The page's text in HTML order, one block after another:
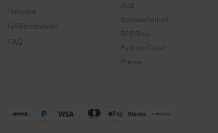
Retoure
Größentabelle
FAQ
AGB
Barrierefreiheit
B2B Shop
Fashion Cloud
Presse